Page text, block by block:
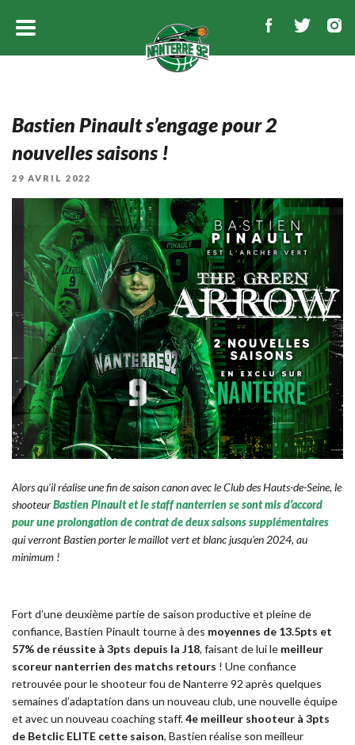
Bastien Pinault s’engage pour 2
nouvelles saisons !
PUBLIÉ
29 AVRIL 2022
Alors qu’il réalise une fin de saison canon avec le Club des Hauts-de-Seine, le
shooteurBastien Pinault et le staff nanterrien se sont mis d’accord
pour une prolongation de contrat de deux saisons supplémentaires
qui verront Bastien porter le maillot vert et blanc jusqu’en 2024, au
minimum !
Fort d’une deuxième partie de saison productive et pleine de
confiance, Bastien Pinault tourne à des moyennes de 13.5pts et
57% de réussite à 3pts depuis la J18, faisant de lui le meilleur
scoreur nanterrien des matchs retours ! Une confiance
retrouvée pour le shooteur fou de Nanterre 92 après quelques
semaines d’adaptation dans un nouveau club, une nouvelle équipe
et avec un nouveau coaching staff.4e meilleur shooteur à 3pts
de Betclic ELITE cette saison, Bastien réalise son meilleur